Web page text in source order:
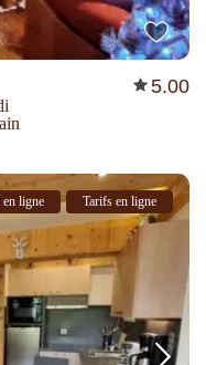
5.00
en ligne Tarifs en ligne